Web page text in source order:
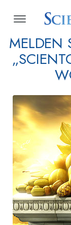
MELDEN